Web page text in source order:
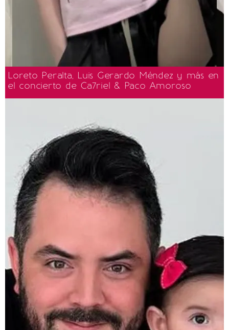
Loreto Peralta, Luis Gerardo Méndez y más en
el concierto de Ca7riel & Paco Amoroso